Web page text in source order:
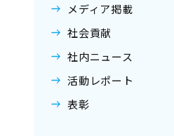
メディア掲載
社会貢献
社内ニュース
活動レポート
表彰